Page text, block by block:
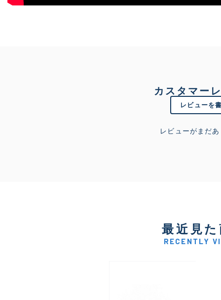
カスタマー
レビューを
レビューがまだ
最近見
RECENTLY